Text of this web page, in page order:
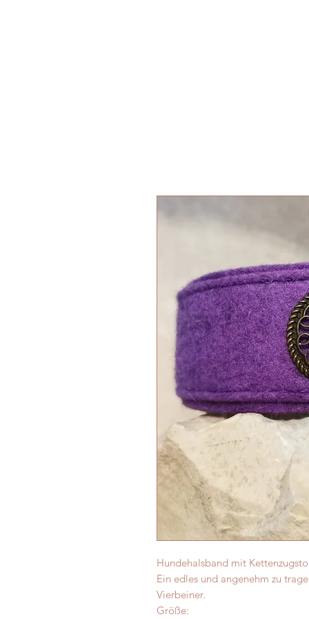
Hundehalsband mit
Ein edles und angenehm zu
Vierbeiner.
Größe: